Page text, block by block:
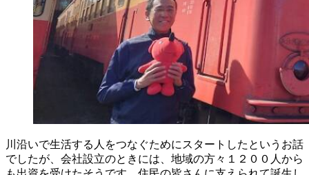
川沿いで生活する人をつなぐためにスタートしたというお話
でしたが、会社設立のときには、地域の方々１２００人から